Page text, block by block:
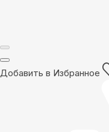
Добавить в Избранное